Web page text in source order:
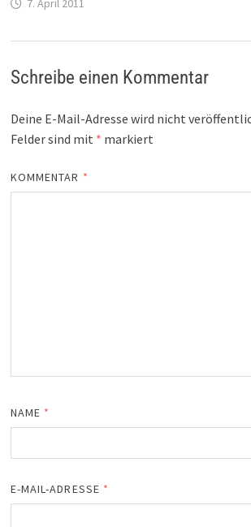
7. April 2011
Schreibe einen Kommentar
Deine E-Mail-Adresse wird nicht
Felder sind mit * markiert
KOMMENTAR *
NAME *
E-MAIL-ADRESSE *